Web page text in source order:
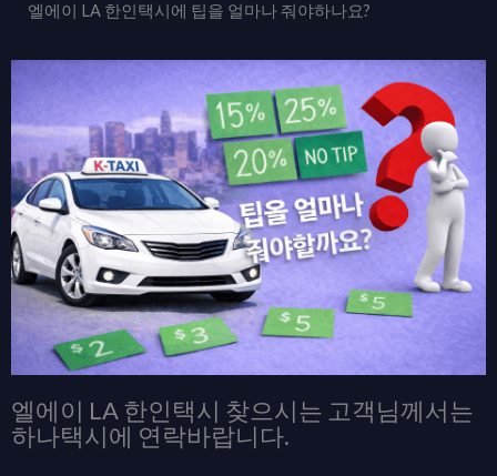
엘에이 LA 한인택시에 팁을 얼마나 줘야하나요?
엘에이 LA 한인택시 찾으시는 고객님께서는
하나택시에 연락바랍니다.